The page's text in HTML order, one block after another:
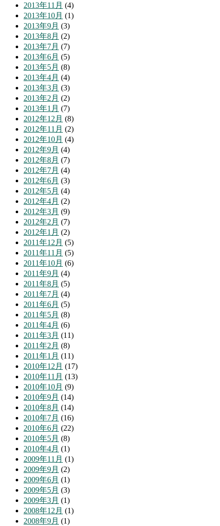
2013年11月 (4)
2013年10月 (1)
2013年9月 (3)
2013年8月 (2)
2013年7月 (7)
2013年6月 (5)
2013年5月 (8)
2013年4月 (4)
2013年3月 (3)
2013年2月 (2)
2013年1月 (7)
2012年12月 (8)
2012年11月 (2)
2012年10月 (4)
2012年9月 (4)
2012年8月 (7)
2012年7月 (4)
2012年6月 (3)
2012年5月 (4)
2012年4月 (2)
2012年3月 (9)
2012年2月 (7)
2012年1月 (2)
2011年12月 (5)
2011年11月 (5)
2011年10月 (6)
2011年9月 (4)
2011年8月 (5)
2011年7月 (4)
2011年6月 (5)
2011年5月 (8)
2011年4月 (6)
2011年3月 (11)
2011年2月 (8)
2011年1月 (11)
2010年12月 (17)
2010年11月 (13)
2010年10月 (9)
2010年9月 (14)
2010年8月 (14)
2010年7月 (16)
2010年6月 (22)
2010年5月 (8)
2010年4月 (1)
2009年11月 (1)
2009年9月 (2)
2009年6月 (1)
2009年5月 (3)
2009年3月 (1)
2008年12月 (1)
2008年9月 (1)